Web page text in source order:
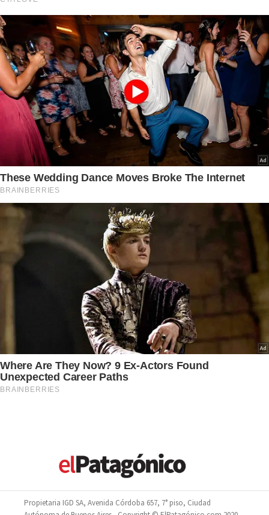
Propietaria IGD SA, Avenida Córdoba 657, 7° piso, Ciudad